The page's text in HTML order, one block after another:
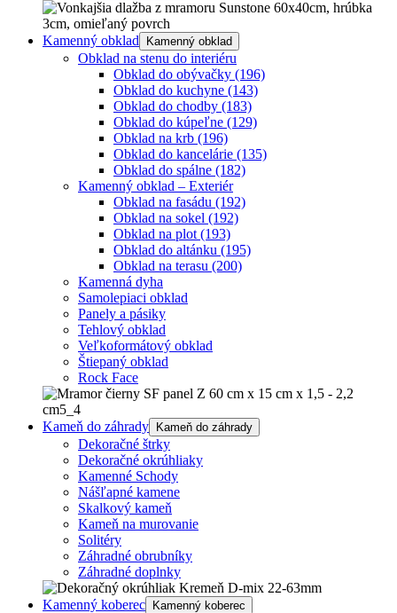
Kamenný obklad Kamenný obklad
Obklad na stenu do interiéru
Obklad do obývačky (196)
Obklad do kuchyne (143)
Obklad do chodby (183)
Obklad do kúpeľne (129)
Obklad na krb (196)
Obklad do kancelárie (135)
Obklad do spálne (182)
Kamenný obklad – Exteriér
Obklad na fasádu (192)
Obklad na sokel (192)
Obklad na plot (193)
Obklad do altánku (195)
Obklad na terasu (200)
Kamenná dyha
Samolepiaci obklad
Panely a pásiky
Tehlový obklad
Veľkoformátový obklad
Štiepaný obklad
Rock Face
Kameň do záhrady Kameň do záhrady
Dekoračné štrky
Dekoračné okrúhliaky
Kamenné Schody
Nášľapné kamene
Skalkový kameň
Kameň na murovanie
Solitéry
Záhradné obrubníky
Záhradné doplnky
Kamenný koberec Kamenný koberec